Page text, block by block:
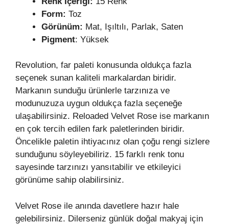
Form: Toz
Görünüm: Mat, Işıltılı, Parlak, Saten
Pigment: Yüksek
Revolution, far paleti konusunda oldukça fazla
seçenek sunan kaliteli markalardan biridir.
Markanın sunduğu ürünlerle tarzınıza ve
modunuzuza uygun oldukça fazla seçeneğe
ulaşabilirsiniz. Reloaded Velvet Rose ise markanın
en çok tercih edilen fark paletlerinden biridir.
Öncelikle paletin ihtiyacınız olan çoğu rengi sizlere
sunduğunu söyleyebiliriz. 15 farklı renk tonu
sayesinde tarzınızı yansıtabilir ve etkileyici
görünüme sahip olabilirsiniz.
Velvet Rose ile anında davetlere hazır hale
gelebilirsiniz. Dilerseniz günlük doğal makyaj için